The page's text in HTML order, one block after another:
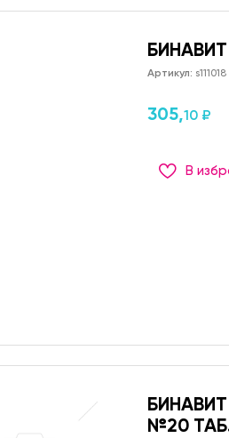
Артикул: s111018
305,10 ₽
В
№20